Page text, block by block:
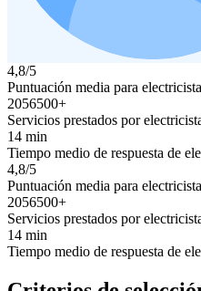
4,8/5
Puntuación media para
2056500+
Servicios prestados por
14 min
Tiempo medio de respuesta de
4,8/5
Puntuación media para
2056500+
Servicios prestados por
14 min
Tiempo medio de respuesta de